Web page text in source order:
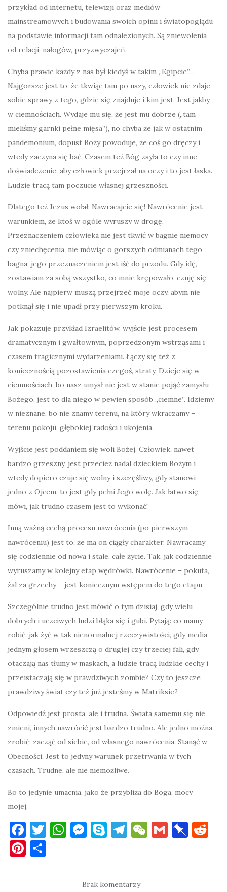
przykład od internetu, telewizji oraz mediów
mainstreamowych i budowania swoich opinii i światopoglądu
na podstawie informacji tam odnalezionych. Są zniewolenia
od relacji, nałogów, przyzwyczajeń.
Chyba prawie każdy z nas był kiedyś w takim „Egipcie”…
Najgorsze jest to, że tkwiąc tam po uszy, człowiek nie zdaje
sobie sprawy z tego, gdzie się znajduje i kim jest. Jest jakby
w ciemnościach. Wydaje mu się, że jest mu dobrze („tam
mieliśmy garnki pełne mięsa”), no chyba że jak w ostatnim
pandemonium, dopust Boży powoduje, że coś go dręczy i
wtedy zaczyna się bać. Czasem też Bóg zsyła to czy inne
doświadczenie, aby człowiek przejrzał na oczy i to jest łaska.
Ludzie tracą tam poczucie własnej grzeszności.
Dlatego też Jezus wołał: Nawracajcie się! Nawrócenie jest
warunkiem, że ktoś w ogóle wyruszy w drogę.
Przeznaczeniem człowieka nie jest tkwić w bagnie niemocy
czy zniechęcenia, nie mówiąc o gorszych odmianach tego
bagna; jego przeznaczeniem jest iść do przodu. Gdy idę,
zostawiam za sobą wszystko, co mnie krępowało, czuję się
wolny. Ale najpierw muszą przejrzeć moje oczy, abym nie
potknął się i nie upadł przy pierwszym kroku.
Jak pokazuje przykład Izraelitów, wyjście jest procesem
dramatycznym i gwałtownym, poprzedzonym wstrząsami i
czasem tragicznymi wydarzeniami. Łączy się też z
koniecznością pozostawienia czegoś, straty. Dzieje się w
ciemnościach, bo nasz umysł nie jest w stanie pojąć zamysłu
Bożego, jest to dla niego w pewien sposób „ciemne”. Idziemy
w nieznane, bo nie znamy terenu, na który wkraczamy –
terenu pokoju, głębokiej radości i ukojenia.
Wyjście jest poddaniem się woli Bożej. Człowiek, nawet
bardzo grzeszny, jest przecież nadal dzieckiem Bożym i
wtedy dopiero czuje się wolny i szczęśliwy, gdy stanowi
jedno z Ojcem, to jest gdy pełni Jego wolę. Jak łatwo się
mówi, jak trudno czasem jest to wykonać!
Inną ważną cechą procesu nawrócenia (po pierwszym
nawróceniu) jest to, że ma on ciągły charakter. Nawracamy
się codziennie od nowa i stale, całe życie. Tak, jak codziennie
wyruszamy w kolejny etap wędrówki. Nawrócenie – pokuta,
żal za grzechy – jest koniecznym wstępem do tego etapu.
Szczególnie trudno jest mówić o tym dzisiaj, gdy wielu
dobrych i uczciwych ludzi błąka się i gubi. Pytają: co mamy
robić, jak żyć w tak nienormalnej rzeczywistości, gdy media
jednym głosem wrzeszczą o drugiej czy trzeciej fali, gdy
otaczają nas tłumy w maskach, a ludzie tracą ludzkie cechy i
przeistaczają się w prawdziwych zombie? Czy to jeszcze
prawdziwy świat czy też już jesteśmy w Matriksie?
Odpowiedź jest prosta, ale i trudna. Świata samemu się nie
zmieni, innych nawrócić jest bardzo trudno. Ale jedno można
zrobić: zacząć od siebie, od własnego nawrócenia. Stanąć w
Obecności. Jest to jedyny warunek przetrwania w tych
czasach. Trudne, ale nie niemożliwe.
Bo to jedynie umacnia, jako że przybliża do Boga, mocy
mojej.
F
a
c
T W M
n
S
p
T
gr
W G Pi
Pi
Brak komentarzy